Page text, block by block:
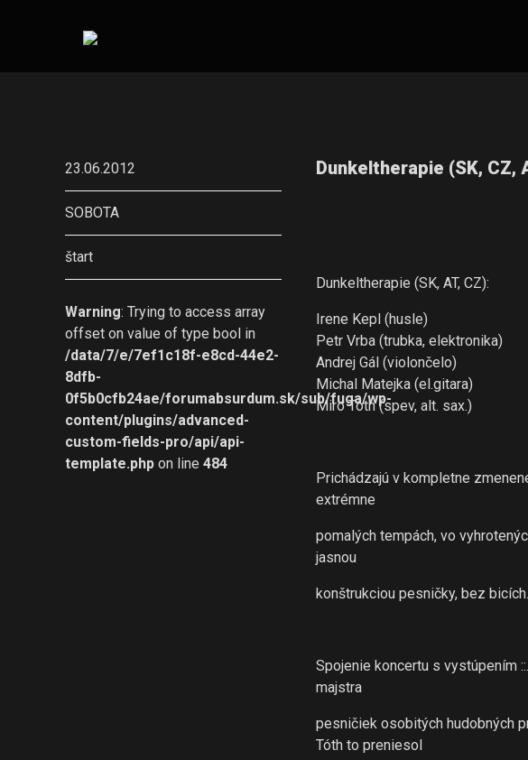
23.06.2012
SOBOTA
štart
Warning: Trying to access array
offset on value of type bool in
/data/7/e/7ef1c18f-e8cd-44e2-
8dfb-
0f5b0cfb24ae/forumabsurdum.sk/sub/fuga/wp-
content/plugins/advanced-
custom-fields-pro/api/api-
template.php on line 484
Dunkeltherapie (SK, CZ,
Dunkeltherapie (SK, AT, CZ):
Irene Kepl (husle)
Petr Vrba (trubka, elektronika)
Andrej Gál (violončelo)
Michal Matejka (el.gitara)
Miro Tóth (spev, alt. sax.)
Prichádzajú v kompletne
extrémne
pomalých tempách, vo
jasnou
konštrukciou pesničky, bez
Spojenie koncertu s vystúpením
majstra
pesničiek osobitých hudobných
Tóth to preniesol